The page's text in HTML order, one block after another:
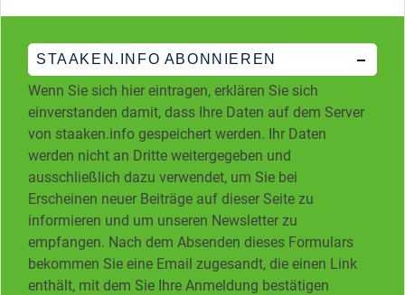
STAAKEN.INFO ABONNIEREN
Wenn Sie sich hier eintragen, erklären Sie sich
einverstanden damit, dass Ihre Daten auf dem Server
von staaken.info gespeichert werden. Ihr Daten
werden nicht an Dritte weitergegeben und
ausschließlich dazu verwendet, um Sie bei
Erscheinen neuer Beiträge auf dieser Seite zu
informieren und um unseren Newsletter zu
empfangen. Nach dem Absenden dieses Formulars
bekommen Sie eine Email zugesandt, die einen Link
enthält, mit dem Sie Ihre Anmeldung bestätigen